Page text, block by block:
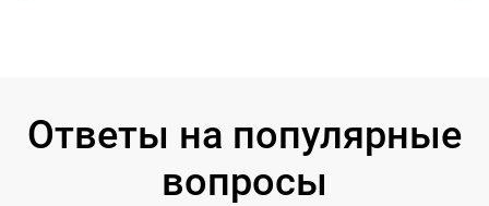
Ответы на популярные
вопросы